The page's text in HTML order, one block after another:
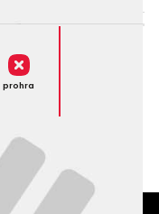
prohra